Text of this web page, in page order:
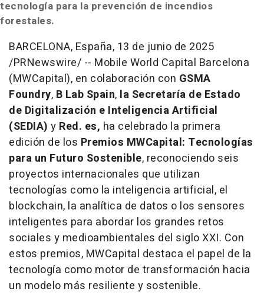
tecnología para la prevención de incendios
forestales.
BARCELONA, España, 13 de junio de 2025
/PRNewswire/ -- Mobile World Capital Barcelona
(MWCapital), en colaboración con GSMA
Foundry, B Lab Spain, la Secretaría de Estado
de Digitalización e Inteligencia Artificial
(SEDIA) y Red. es, ha celebrado la primera
edición de los Premios MWCapital: Tecnologías
para un Futuro Sostenible, reconociendo seis
proyectos internacionales que utilizan
tecnologías como la inteligencia artificial, el
blockchain, la analítica de datos o los sensores
inteligentes para abordar los grandes retos
sociales y medioambientales del siglo XXI. Con
estos premios, MWCapital destaca el papel de la
tecnología como motor de transformación hacia
un modelo más resiliente y sostenible.